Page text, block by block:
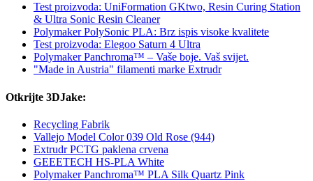
Test proizvoda: UniFormation GKtwo, Resin Curing Station
& Ultra Sonic Resin Cleaner
Polymaker PolySonic PLA: Brz ispis visoke kvalitete
Test proizvoda: Elegoo Saturn 4 Ultra
Polymaker Panchroma™ – Vaše boje. Vaš svijet.
"Made in Austria" filamenti marke Extrudr
Otkrijte 3DJake:
Recycling Fabrik
Vallejo Model Color 039 Old Rose (944)
Extrudr PCTG paklena crvena
GEEETECH HS-PLA White
Polymaker Panchroma™ PLA Silk Quartz Pink